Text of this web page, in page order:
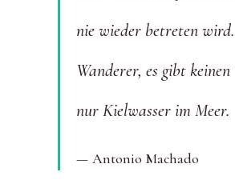
nie wieder betreten wird.
Wanderer, es gibt keinen
nur Kielwasser im Meer.
Antonio Machado